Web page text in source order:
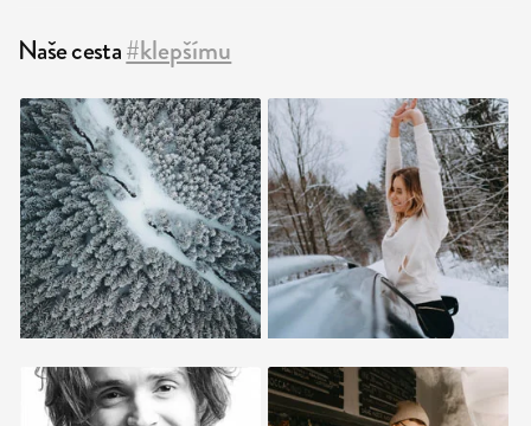
Naše cesta#klepšímu